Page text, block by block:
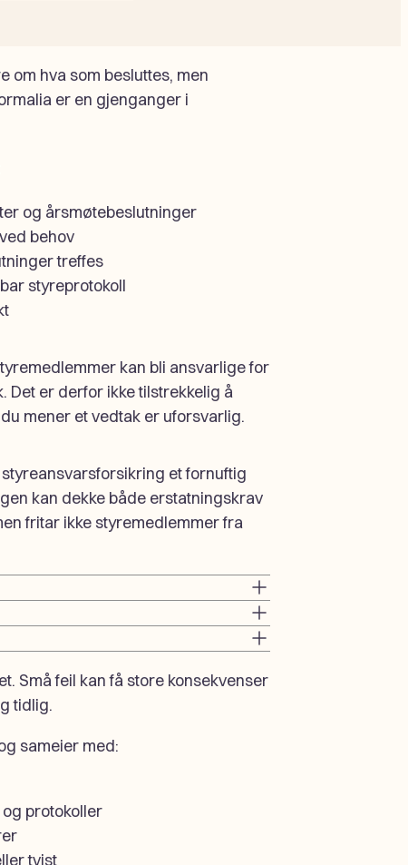
om hva som besluttes, men
er en gjenganger i
og årsmøtebeslutninger
behov
treffes
styreprotokoll
kan bli ansvarlige for
Det er derfor ikke tilstrekkelig å
mener et vedtak er uforsvarlig.
et fornuftig
kan dekke både erstatningskrav
fritar ikke styremedlemmer fra
Små feil kan få store konsekvenser
tidlig.
sameier med:
protokoller
tvist